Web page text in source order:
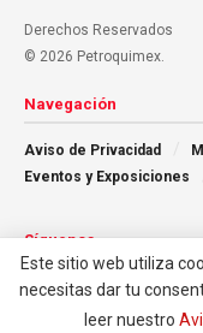
Derechos Reservados
© 2026 Petroquimex.
Navegación
Aviso de Privacidad
Eventos y Exposiciones
Síguenos
Este sitio web utiliza
necesitas dar tu
leer nuestro